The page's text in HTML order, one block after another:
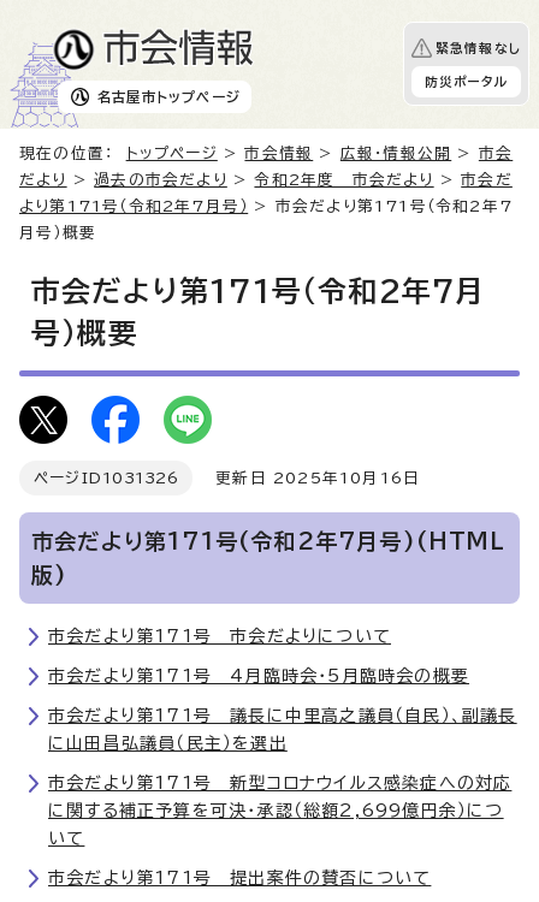
名古屋市 トップページ
緊急情報なし
防災ポータル
現在の位置： トップページ >市会情報 > 広報・情報公開 > 市会
だより
>過去の市会だより >令和2年度 市会だより >市会だ
より第171号（令和2年7月号）
> 市会だより第171号（令和2年7
月号）概要
市会だより第171号（令和2年7月
号）概要
ページID 1031326 更新日 2025年10月16日
市会だより第171号(令和2年7月号)(HTML
版)
市会だより第171号 市会だよりについて
市会だより第171号 4月臨時会・5月臨時会の概要
市会だより第171号 議長に中里高之議員（自民）、副議長
に山田昌弘議員（民主）を選出
市会だより第171号 新型コロナウイルス感染症への対応
に関する補正予算を可決・承認（総額2,699億円余）につ
いて
市会だより第171号 提出案件の賛否について